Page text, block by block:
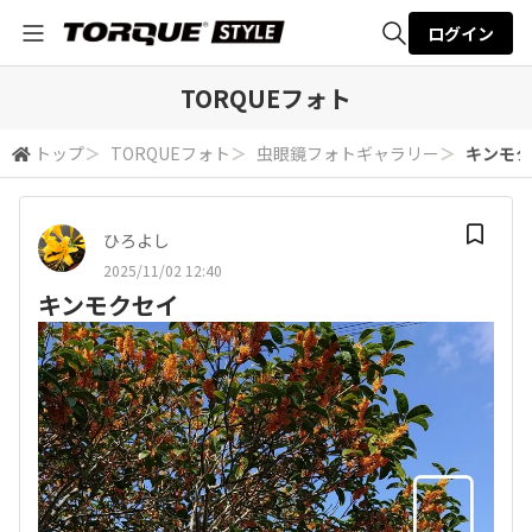
検索
ログイン
TORQUEフォト
トップ＞ TORQUEフォト ＞ 虫眼鏡フォトギャラリー ＞ キンモ
ひろよし
2025/11/02 12:40
キンモクセイ